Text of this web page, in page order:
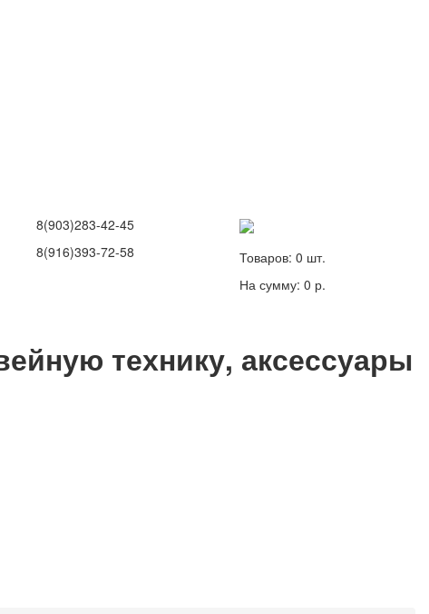
8(903)283-42-45
8(916)393-72-58
Товаров: 0 шт.
На сумму: 0 р.
технику, аксессуары